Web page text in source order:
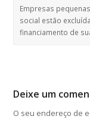
Empresas
social estão
financiamento de
Deixe um
O seu endereço de